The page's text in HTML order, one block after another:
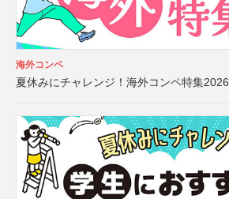
海外コンペ
夏休みにチャレンジ！海外コンペ特集2026